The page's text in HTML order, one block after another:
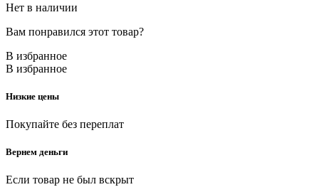
Нет в наличии
Вам понравился этот товар?
В избранное
В избранное
Низкие цены
Покупайте без переплат
Вернем деньги
Если товар не был вскрыт